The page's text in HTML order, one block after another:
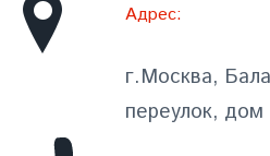
Адрес:
г.Москва,
переулок, дом